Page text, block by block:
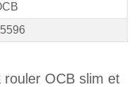
rouler OCB slim et